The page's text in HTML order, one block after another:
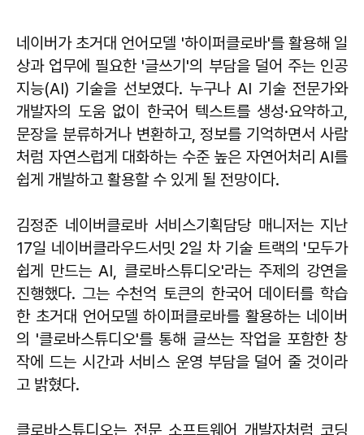
네이버가 초거대 언어모델 '하이퍼클로바'를 활용해 일
상과 업무에 필요한 '글쓰기'의 부담을 덜어 주는 인공
지능(AI) 기술을 선보였다. 누구나 AI 기술 전문가와
개발자의 도움 없이 한국어 텍스트를 생성·요약하고,
문장을 분류하거나 변환하고, 정보를 기억하면서 사람
처럼 자연스럽게 대화하는 수준 높은 자연어처리 AI를
쉽게 개발하고 활용할 수 있게 될 전망이다.
김정준 네이버클로바 서비스기획담당 매니저는 지난
17일 네이버클라우드서밋 2일 차 기술 트랙의 '모두가
쉽게 만드는 AI, 클로바스튜디오'라는 주제의 강연을
진행했다. 그는 수천억 토큰의 한국어 데이터를 학습
한 초거대 언어모델 하이퍼클로바를 활용하는 네이버
의 '클로바스튜디오'를 통해 글쓰는 작업을 포함한 창
작에 드는 시간과 서비스 운영 부담을 덜어 줄 것이라
고 밝혔다.
클로바스튜디오는 전문 소프트웨어 개발자처럼 코딩